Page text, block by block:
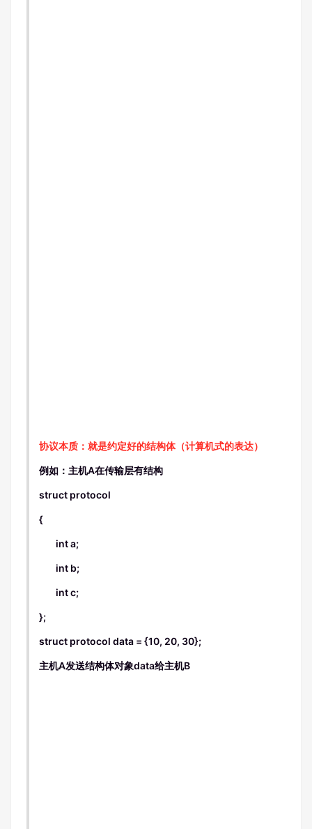
协议本质：就是约定好的结构体（计算机式的表达）
例如：主机A在传输层有结构
struct protocol
{
int a;
int b;
int c;
};
struct protocol data = {10, 20, 30};
主机A发送结构体对象data给主机B